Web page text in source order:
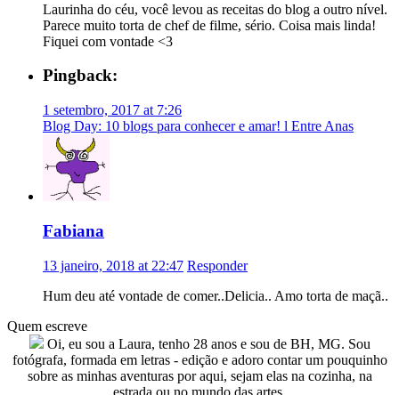
Laurinha do céu, você levou as receitas do blog a outro nível.
Parece muito torta de chef de filme, sério. Coisa mais linda!
Fiquei com vontade <3
Pingback:
1 setembro, 2017 at 7:26
Blog Day: 10 blogs para conhecer e amar! l Entre Anas
Fabiana
13 janeiro, 2018 at 22:47 Responder
Hum deu até vontade de comer..Delicia.. Amo torta de maçã..
Quem escreve
Oi, eu sou a Laura, tenho 28 anos e sou de BH, MG. Sou
fotógrafa, formada em letras - edição e adoro contar um pouquinho
sobre as minhas aventuras por aqui, sejam elas na cozinha, na
estrada ou no mundo das artes.